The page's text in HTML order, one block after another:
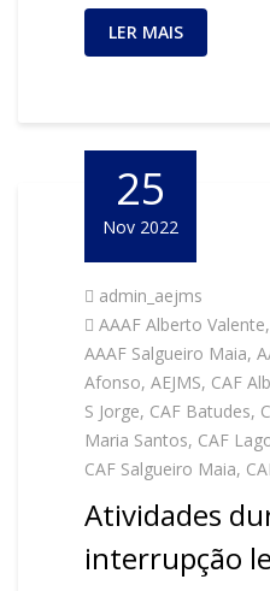
LER MAIS
25
Nov 2022
admin_aejms
AAAF Alberto Valente,
AAAF Salgueiro Maia,
Afonso, AEJMS, CAF
S Jorge, CAF Batudes,
Maria Santos, CAF
CAF Salgueiro Maia,
Atividades
interrupção